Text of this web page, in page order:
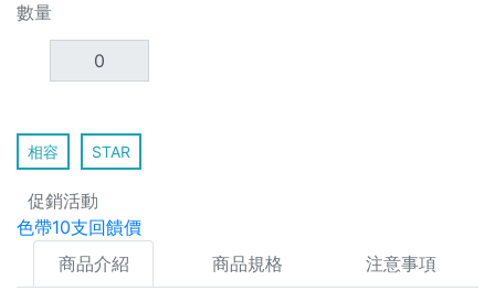
數量
相容 STAR
促銷活動
色帶10支回饋價
商品介紹
商品規格 注意事項